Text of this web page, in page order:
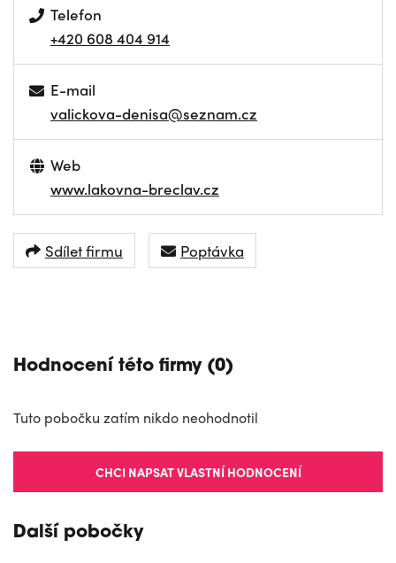
Telefon
+420 608 404 914
E-mail
valickova-denisa@seznam.cz
Web
www.lakovna-breclav.cz
Sdílet firmu Poptávka
Hodnocení této firmy (0)
Tuto pobočku zatím nikdo neohodnotil
CHCI NAPSAT VLASTNÍ HODNOCENÍ
Další pobočky